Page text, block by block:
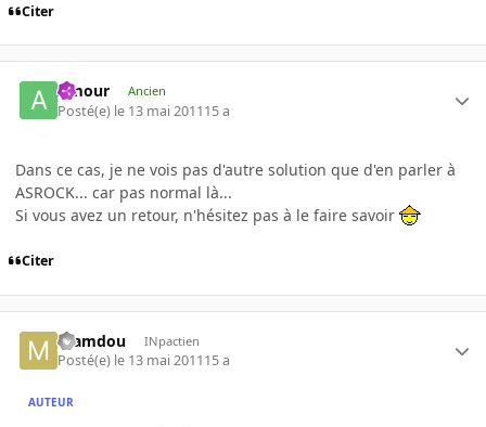
Citer
Amour Ancien
Posté(e) le 13 mai 201115 a
Dans ce cas, je ne vois pas d'autre solution que d'en parler à
ASROCK... car pas normal là...
Si vous avez un retour, n'hésitez pas à le faire savoir
Citer
mamdou INpactien
Posté(e) le 13 mai 201115 a
AUTEUR